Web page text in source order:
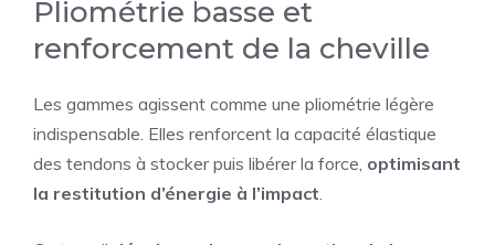
Pliométrie basse et
renforcement de la cheville
Les gammes agissent comme une pliométrie légère
indispensable. Elles renforcent la capacité élastique
des tendons à stocker puis libérer la force, optimisant
la restitution d’énergie à l’impact.